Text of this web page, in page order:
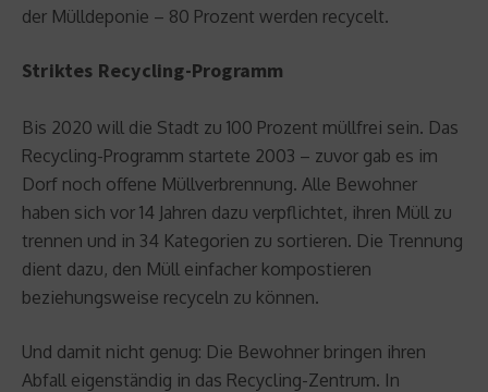
der Mülldeponie – 80 Prozent werden recycelt.
Striktes Recycling-Programm
Bis 2020 will die Stadt zu 100 Prozent müllfrei sein. Das
Recycling-Programm startete 2003 – zuvor gab es im
Dorf noch offene Müllverbrennung. Alle Bewohner
haben sich vor 14 Jahren dazu verpflichtet, ihren Müll zu
trennen und in 34 Kategorien zu sortieren. Die Trennung
dient dazu, den Müll einfacher kompostieren
beziehungsweise recyceln zu können.
Und damit nicht genug: Die Bewohner bringen ihren
Abfall eigenständig in das Recycling-Zentrum. In